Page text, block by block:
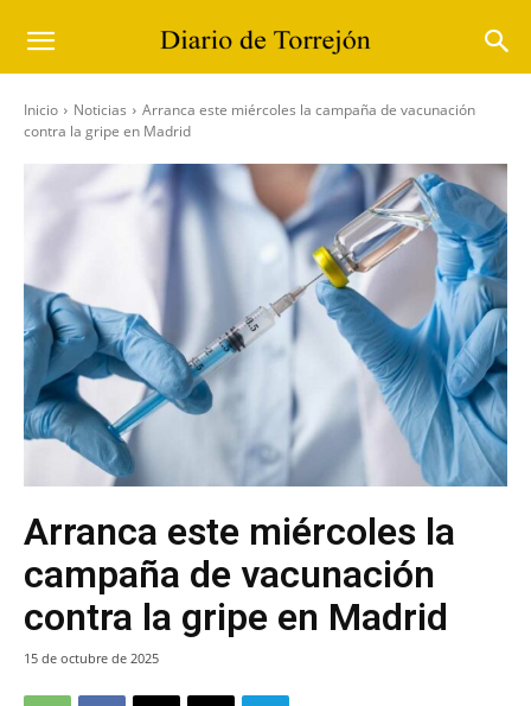
Inicio Noticias
Arranca este miércoles la campaña de vacunación
contra la gripe en Madrid
Arranca este miércoles la
campaña de vacunación
contra la gripe en Madrid
15 de octubre de 2025